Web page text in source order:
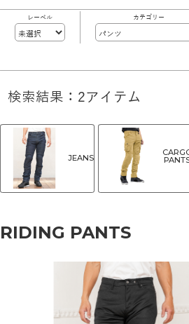
レーベル カテゴリー
検索結果：2アイテム
JEANS
RIDING PANTS